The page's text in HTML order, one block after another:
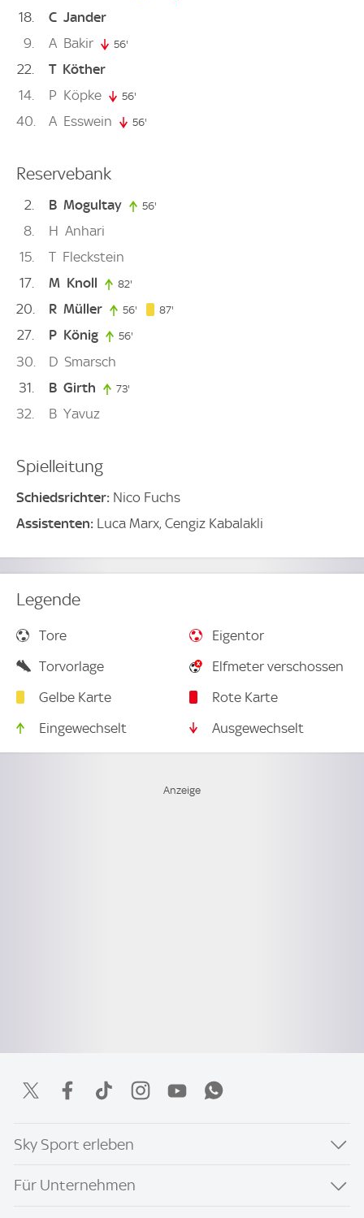
18 C Jander
9
A Bakir 56'
22 T Köther
14
P Köpke 56'
40 A Esswein 56'
Reservebank
2 B Mogultay 56'
8 H Anhari
15
T Fleckstein
17
M Knoll 82'
20 R Müller 56' 56. minute
87'
27 P König 56'
30 D Smarsch
31
B Girth 73'
32 B Yavuz
Spielleitung
Schiedsrichter: Nico Fuchs
Assistenten: Luca Marx, Cengiz Kabalakli
Legende
Tore
Eigentor
Torvorlage
Elfmeter verschossen
Gelbe Karte
Rote Karte
Eingewechselt
Ausgewechselt
Sky Sport erleben
Für Unternehmen